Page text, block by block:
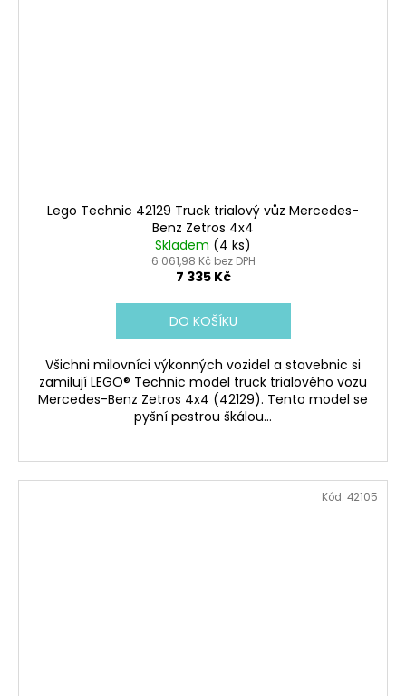
Lego Technic 42129 Truck trialový vůz Mercedes-
Benz Zetros 4x4
Skladem (4 ks)
6 061,98 Kč bez DPH
7 335 Kč
DO KOŠÍKU
Všichni milovníci výkonných vozidel a stavebnic si
zamilují LEGO® Technic model truck trialového vozu
Mercedes-Benz Zetros 4x4 (42129). Tento model se
pyšní pestrou škálou...
Kód: 42105